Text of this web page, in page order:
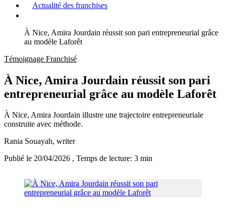
Actualité des franchises
À Nice, Amira Jourdain réussit son pari entrepreneurial grâce
au modèle Laforêt
Témoignage Franchisé
À Nice, Amira Jourdain réussit son pari
entrepreneurial grâce au modèle Laforêt
À Nice, Amira Jourdain illustre une trajectoire entrepreneuriale
construite avec méthode.
Rania Souayah, writer
Publié le 20/04/2026 , Temps de lecture: 3 min